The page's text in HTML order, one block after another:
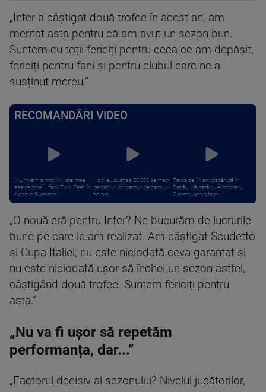
„Inter a câștigat două trofee în acest an, am
meritat asta pentru că am avut un sezon bun.
Suntem cu toții fericiți pentru ceea ce am depășit,
fericiți pentru fani și pentru clubul care ne-a
susținut mereu.”
RECOMANDĂRI VIDEO
„Nu m-am simțit în viața mea
așa de bine” – fanii Two Feet, în
extaz la Summer ...
Hoţii au sustras 50.000 de metri
de cabluri din parcuri de panouri
solare ...
Fetița de 11 ani dispărută în
Bacău, căutată cu elicopterul.
Operațiunea a fost ...
„O nouă eră pentru Inter? Ne bucurăm de lucrurile
bune pe care le-am realizat. Am câștigat Scudetto
și Cupa Italiei; nu este niciodată ceva garantat și
nu este niciodată ușor să închei un sezon astfel,
câștigând două trofee. Suntem fericiți pentru
asta.”
„Nu va fi ușor să repetăm
performanța, dar...”
„Factorul decisiv al sezonului? Nivelul jucătorilor,